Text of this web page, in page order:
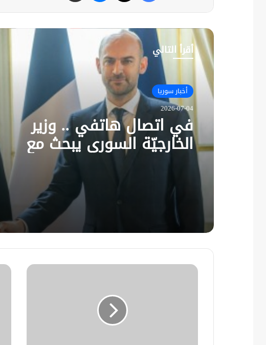
أقرأ التالي
أخبار سوريا
2026-07-04
في اتصال هاتفي .. وزير
الخارجيّة السوري يبحث مع
نظيره الفرنسي آخر التطورات.